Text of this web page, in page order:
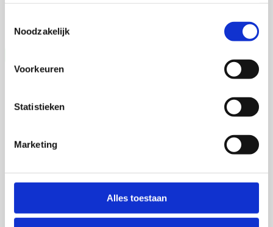
Noodzakelijk
Voorkeuren
Statistieken
Marketing
Alles toestaan